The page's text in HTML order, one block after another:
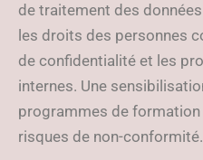
de traitement des
les droits des personnes
de confidentialité et les
internes. Une
programmes de formation
risques de non-conformité.